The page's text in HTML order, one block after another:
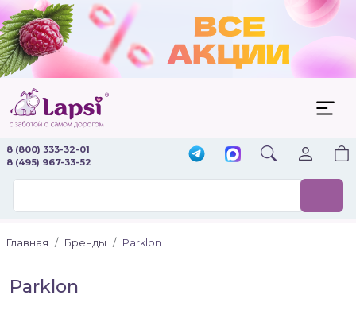
8 (800) 333-32-01
8 (495) 967-33-52
Главная Бренды Parklon
Parklon